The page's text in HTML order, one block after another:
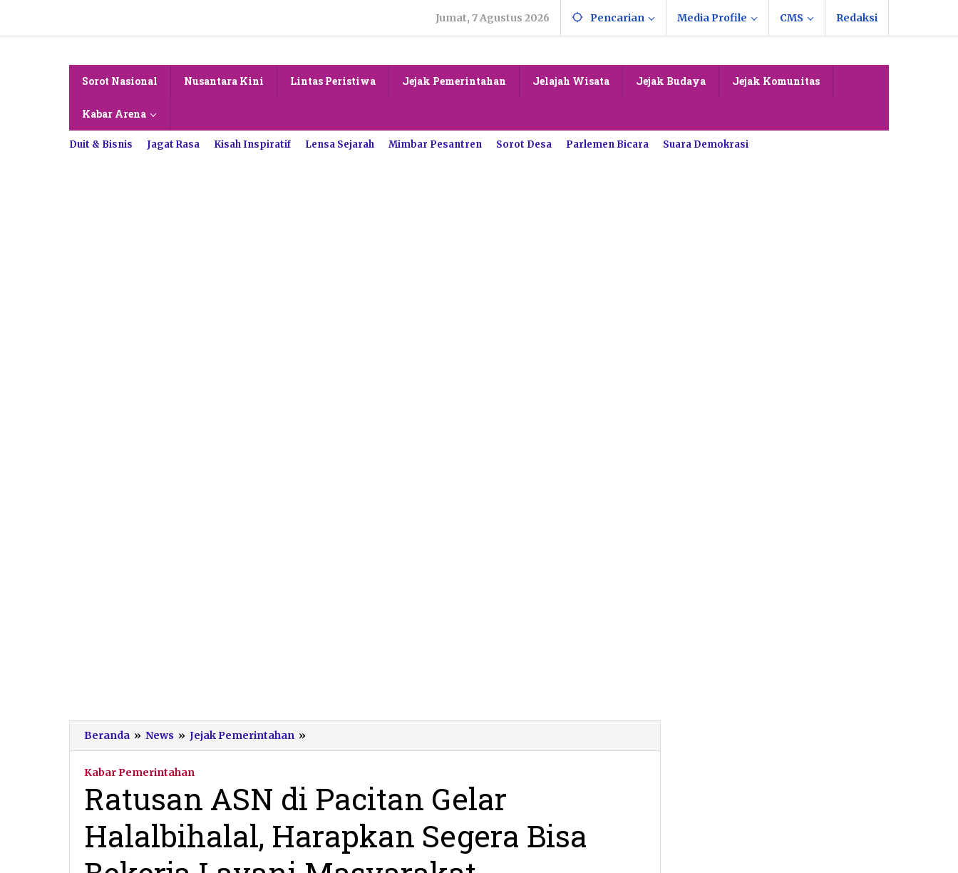
konten
Jumat, 7 Agustus 2026 Pencarian Media Profile CMS Redaksi
Sorot Nasional Nusantara Kini Lintas Peristiwa Jejak Pemerintahan Jelajah Wisata Jejak Budaya Jejak Komunitas
Kabar Arena
Duit & Bisnis Jagat Rasa Kisah Inspiratif Lensa Sejarah Mimbar Pesantren Sorot Desa Parlemen Bicara Suara Demokrasi
Beranda » News » Jejak Pemerintahan »
ASN
Gelar
Halalbihalal,
Harapkan
Segera
Bekerja
Kabar Pemerintahan
Ratusan ASN di Pacitan Gelar
Halalbihalal, Harapkan Segera Bisa